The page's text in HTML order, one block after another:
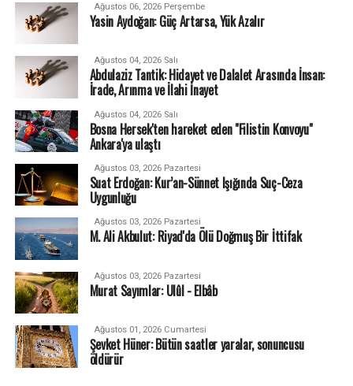
Ağustos 06, 2026 Perşembe
Yasin Aydoğan: Güç Artarsa, Yük Azalır
Ağustos 04, 2026 Salı
Abdulaziz Tantik: Hidayet ve Dalalet Arasında İnsan:
İrade, Arınma ve İlahi İnayet
Ağustos 04, 2026 Salı
Bosna Hersek'ten hareket eden "Filistin Konvoyu"
Ankara'ya ulaştı
Ağustos 03, 2026 Pazartesi
Suat Erdoğan: Kur’an-Sünnet Işığında Suç-Ceza
Uygunluğu
Ağustos 03, 2026 Pazartesi
M. Ali Akbulut: Riyad'da Ölü Doğmuş Bir İttifak
Ağustos 03, 2026 Pazartesi
Murat Sayımlar: Ulûl - Elbâb
Ağustos 01, 2026 Cumartesi
Şevket Hüner: Bütün saatler yaralar, sonuncusu
öldürür